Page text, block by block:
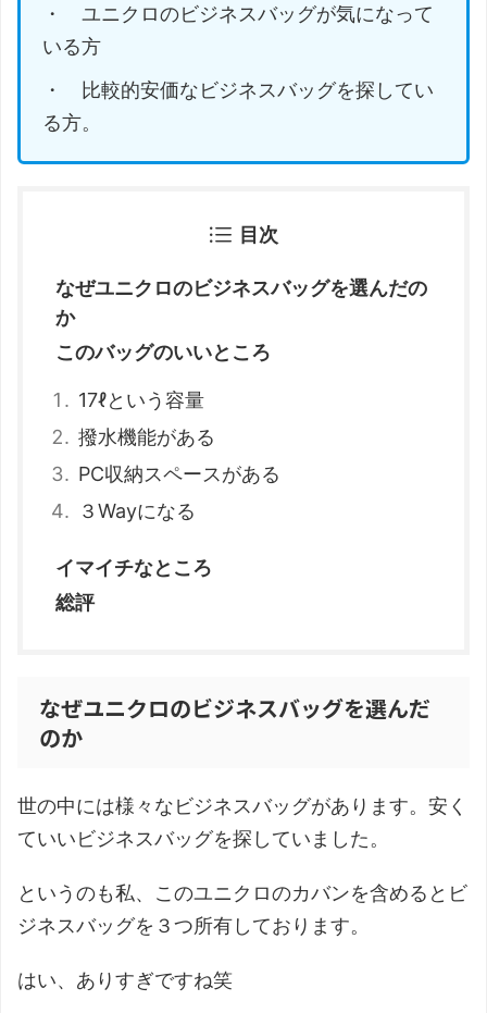
・ ユニクロのビジネスバッグが気になって
いる方
・ 比較的安価なビジネスバッグを探してい
る方。
目次
なぜユニクロのビジネスバッグを選んだの
か
このバッグのいいところ
17ℓという容量
撥水機能がある
PC収納スペースがある
３Wayになる
イマイチなところ
総評
なぜユニクロのビジネスバッグを選んだ
のか
世の中には様々なビジネスバッグがあります。安く
ていいビジネスバッグを探していました。
というのも私、このユニクロのカバンを含めるとビ
ジネスバッグを３つ所有しております。
はい、ありすぎですね笑